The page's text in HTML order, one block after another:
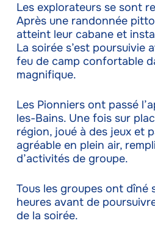
Les explorateurs se sont
Après une randonnée
atteint leur cabane et
La soirée s’est poursuivie
feu de camp confortable
magnifique.
Les Pionniers ont passé
les-Bains. Une fois sur
région, joué à des jeux et
agréable en plein air,
d’activités de groupe.
Tous les groupes ont dîné
heures avant de
de la soirée.